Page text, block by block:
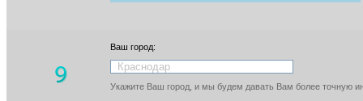
Ваш город:
Укажите Ваш город, и мы будем давать Вам более точную